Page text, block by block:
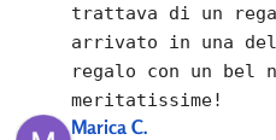
trattava di un
arrivato in una
regalo con un bel
meritatissime!
Marica C.